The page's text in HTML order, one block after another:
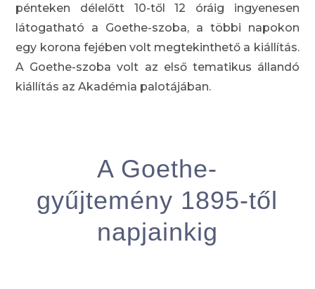
pénteken délelőtt 10-től 12 óráig ingyenesen
látogatható a Goethe-szoba, a többi napokon
egy korona fejében volt megtekinthető a kiállítás.
A Goethe-szoba volt az első tematikus állandó
kiállítás az Akadémia palotájában.
A Goethe-
gyűjtemény 1895-től
napjainkig